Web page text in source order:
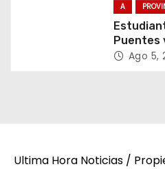
A
Puentes
Ago 5,
Ultima Hora Noticias /